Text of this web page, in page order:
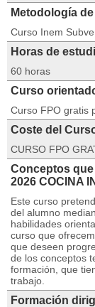
Metodología
Curso Inem
Horas de
60 horas
Curso
Curso FPO gratis
Coste del
CURSO FPO
Conceptos que
2026 COCINA
Este curso
del alumno
habilidades
curso que
que deseen
de los conceptos
formación, que
trabajo.
Formación